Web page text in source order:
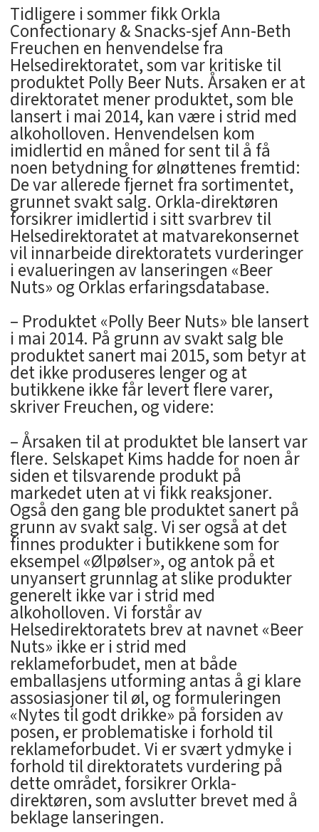
Tidligere i sommer fikk Orkla
Confectionary & Snacks-sjef Ann-Beth
Freuchen en henvendelse fra
Helsedirektoratet, som var kritiske til
produktet Polly Beer Nuts. Årsaken er at
direktoratet mener produktet, som ble
lansert i mai 2014, kan være i strid med
alkoholloven. Henvendelsen kom
imidlertid en måned for sent til å få
noen betydning for ølnøttenes fremtid:
De var allerede fjernet fra sortimentet,
grunnet svakt salg. Orkla-direktøren
forsikrer imidlertid i sitt svarbrev til
Helsedirektoratet at matvarekonsernet
vil innarbeide direktoratets vurderinger
i evalueringen av lanseringen «Beer
Nuts» og Orklas erfaringsdatabase.
– Produktet «Polly Beer Nuts» ble lansert
i mai 2014. På grunn av svakt salg ble
produktet sanert mai 2015, som betyr at
det ikke produseres lenger og at
butikkene ikke får levert flere varer,
skriver Freuchen, og videre:
– Årsaken til at produktet ble lansert var
flere. Selskapet Kims hadde for noen år
siden et tilsvarende produkt på
markedet uten at vi fikk reaksjoner.
Også den gang ble produktet sanert på
grunn av svakt salg. Vi ser også at det
finnes produkter i butikkene som for
eksempel «Ølpølser», og antok på et
unyansert grunnlag at slike produkter
generelt ikke var i strid med
alkoholloven. Vi forstår av
Helsedirektoratets brev at navnet «Beer
Nuts» ikke er i strid med
reklameforbudet, men at både
emballasjens utforming antas å gi klare
assosiasjoner til øl, og formuleringen
«Nytes til godt drikke» på forsiden av
posen, er problematiske i forhold til
reklameforbudet. Vi er svært ydmyke i
forhold til direktoratets vurdering på
dette området, forsikrer Orkla-
direktøren, som avslutter brevet med å
beklage lanseringen.